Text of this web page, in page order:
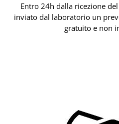
Entro 24h dalla ricezione
inviato dal laboratorio un
gratuito e non